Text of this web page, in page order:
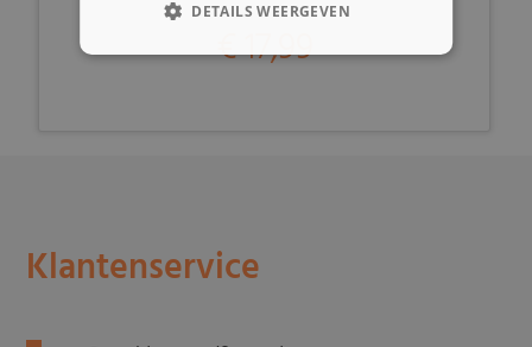
€ 17,99
Klantenservice
DETAILS WEERGEVEN